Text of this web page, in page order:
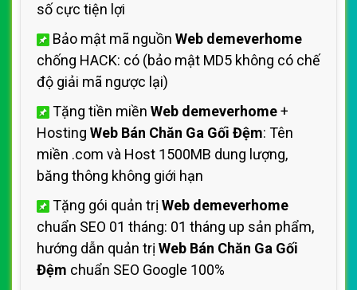
số cực tiện lợi
Bảo mật mã nguồn Web demeverhome
chống HACK: có (bảo mật MD5 không có chế
độ giải mã ngược lại)
Tặng tiền miền Web demeverhome+
Hosting Web Bán Chăn Ga Gối Đệm: Tên
miền .com và Host 1500MB dung lượng,
băng thông không giới hạn
Tặng gói quản trị Web demeverhome
chuẩn SEO 01 tháng: 01 tháng up sản phẩm,
hướng dẫn quản trị Web Bán Chăn Ga Gối
Đệm chuẩn SEO Google 100%